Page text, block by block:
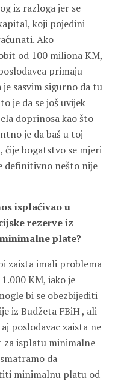
iz razloga jer se
koji pojedini
Ako
od 100 miliona KM,
primaju
sasvim sigurno da tu
je da se još uvijek
doprinosa kao što
je da baš u toj
bogatstvo se mjeri
definitivno nešto nije
isplaćivao u
rezerve iz
plate?
zaista imali problema
KM, iako je
bi se obezbijediti
iz Budžeta FBiH , ali
poslodavac zaista ne
isplatu minimalne
da
minimalnu platu od